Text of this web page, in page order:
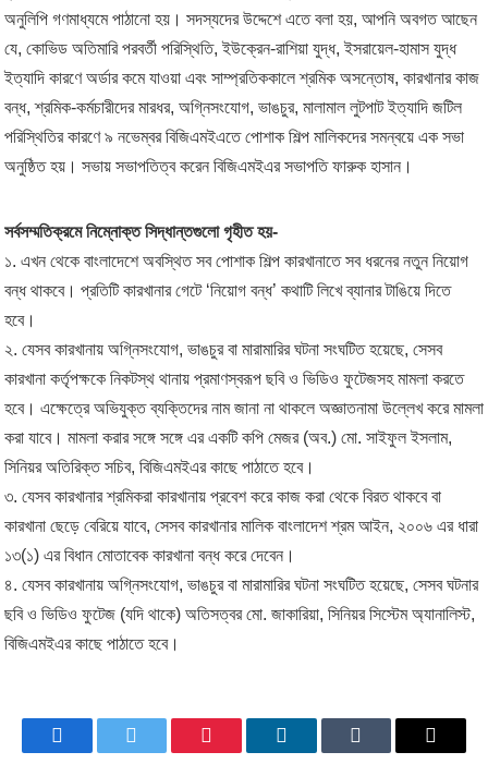
অনুলিপি গণমাধ্যমে পাঠানো হয়। সদস্যদের উদ্দেশে এতে বলা হয়, আপনি অবগত আছেন
যে, কোভিড অতিমারি পরবর্তী পরিস্থিতি, ইউক্রেন-রাশিয়া যুদ্ধ, ইসরায়েল-হামাস যুদ্ধ
ইত্যাদি কারণে অর্ডার কমে যাওয়া এবং সাম্প্রতিককালে শ্রমিক অসন্তোষ, কারখানার কাজ
বন্ধ, শ্রমিক-কর্মচারীদের মারধর, অগ্নিসংযোগ, ভাঙচুর, মালামাল লুটপাট ইত্যাদি জটিল
পরিস্থিতির কারণে ৯ নভেম্বর বিজিএমইএতে পোশাক শিল্প মালিকদের সমন্বয়ে এক সভা
অনুষ্ঠিত হয়। সভায় সভাপতিত্ব করেন বিজিএমইএর সভাপতি ফারুক হাসান।
সর্বসম্মতিক্রমে নিম্নোক্ত সিদ্ধান্তগুলো গৃহীত হয়-
১. এখন থেকে বাংলাদেশে অবস্থিত সব পোশাক শিল্প কারখানাতে সব ধরনের নতুন নিয়োগ
বন্ধ থাকবে। প্রতিটি কারখানার গেটে ‘নিয়োগ বন্ধ’ কথাটি লিখে ব্যানার টাঙিয়ে দিতে
হবে।
২. যেসব কারখানায় অগ্নিসংযোগ, ভাঙচুর বা মারামারির ঘটনা সংঘটিত হয়েছে, সেসব
কারখানা কর্তৃপক্ষকে নিকটস্থ থানায় প্রমাণস্বরূপ ছবি ও ভিডিও ফুটেজসহ মামলা করতে
হবে। এক্ষেত্রে অভিযুক্ত ব্যক্তিদের নাম জানা না থাকলে অজ্ঞাতনামা উল্লেখ করে মামলা
করা যাবে। মামলা করার সঙ্গে সঙ্গে এর একটি কপি মেজর (অব.) মো. সাইফুল ইসলাম,
সিনিয়র অতিরিক্ত সচিব, বিজিএমইএর কাছে পাঠাতে হবে।
৩. যেসব কারখানার শ্রমিকরা কারখানায় প্রবেশ করে কাজ করা থেকে বিরত থাকবে বা
কারখানা ছেড়ে বেরিয়ে যাবে, সেসব কারখানার মালিক বাংলাদেশ শ্রম আইন, ২০০৬ এর ধারা
১৩(১) এর বিধান মোতাবেক কারখানা বন্ধ করে দেবেন।
৪. যেসব কারখানায় অগ্নিসংযোগ, ভাঙচুর বা মারামারির ঘটনা সংঘটিত হয়েছে, সেসব ঘটনার
ছবি ও ভিডিও ফুটেজ (যদি থাকে) অতিসত্বর মো. জাকারিয়া, সিনিয়র সিস্টেম অ্যানালিস্ট,
বিজিএমইএর কাছে পাঠাতে হবে।
FacebookTwitter PinterestLinkedInTumblr Email